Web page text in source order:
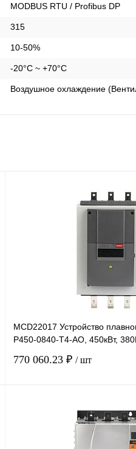
MODBUS RTU / Profibus DP
315
10-50%
-20°C ~ +70°C
Воздушное охлаждение
MCD22017 Устройство
P450-0840-T4-AO, 450кВт,
770 060.23 ₽ / шт
В
Купить в 1 клик